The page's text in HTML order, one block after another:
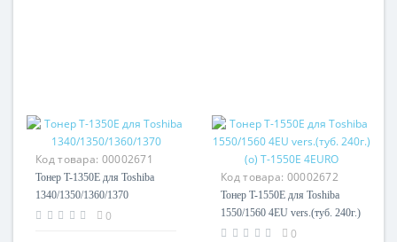
Код товара: 00002671
Тонер T-1350E для Toshiba
1340/1350/1360/1370
0
Код товара: 00002672
Тонер T-1550E для Toshiba
1550/1560 4EU vers.(туб. 240г.)
(о) T-1550E 4EURO
0